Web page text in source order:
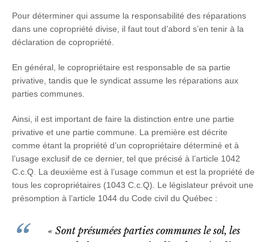
Pour déterminer qui assume la responsabilité des réparations
dans une copropriété divise, il faut tout d’abord s’en tenir à la
déclaration de copropriété.
En général, le copropriétaire est responsable de sa partie
privative, tandis que le syndicat assume les réparations aux
parties communes.
Ainsi, il est important de faire la distinction entre une partie
privative et une partie commune. La première est décrite
comme étant la propriété d’un copropriétaire déterminé et à
l’usage exclusif de ce dernier, tel que précisé à l’article 1042
C.c.Q. La deuxième est à l’usage commun et est la propriété de
tous les copropriétaires (1043 C.c.Q). Le législateur prévoit une
présomption à l’article 1044 du Code civil du Québec :
« Sont présumées parties communes le sol, les